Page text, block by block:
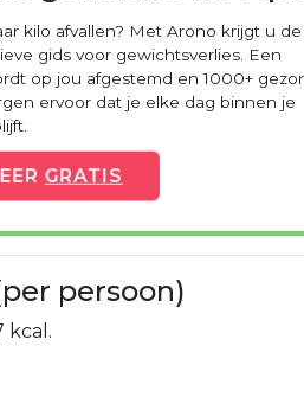
kilo afvallen? Met Arono krijgt u de
gids voor gewichtsverlies. Een
op jou afgestemd en 1000+
ervoor dat je elke dag binnen je
GRATIS
persoon)
kcal.